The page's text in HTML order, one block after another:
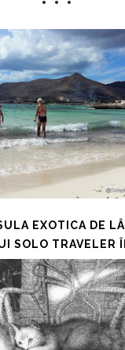
EXOTICA DE
SOLO TRAVELER